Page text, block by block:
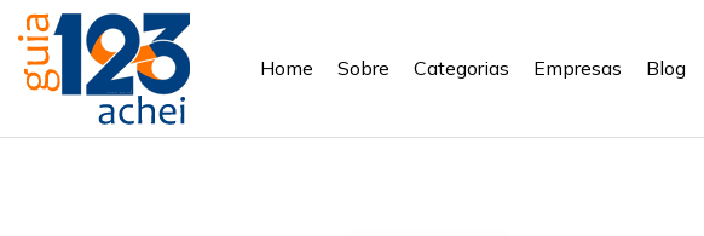
Home Sobre Categorias Empresas Blog